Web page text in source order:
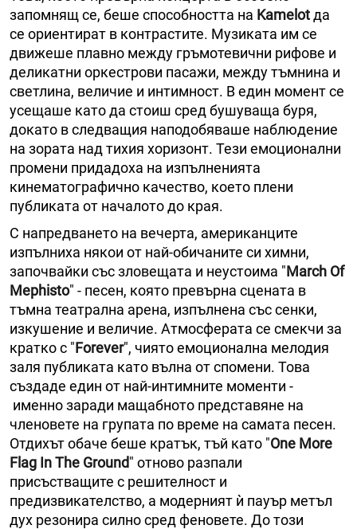
запомнящ се, беше способността на Kamelotда
се ориентират в контрастите. Музиката им се
движеше плавно между гръмотевични рифове и
деликатни оркестрови пасажи, между тъмнина и
светлина, величие и интимност. В един момент се
усещаше като да стоиш сред бушуваща буря,
докато в следващия наподобяваше наблюдение
на зората над тихия хоризонт. Тези емоционални
промени придадоха на изпълненията
кинематографично качество, което плени
публиката от началото до края.
С напредването на вечерта, американците
изпълниха някои от най-обичаните си химни,
започвайки със зловещата и неустоима "March Of
Mephisto" - песен, която превърна сцената в
тъмна театрална арена, изпълнена със сенки,
изкушение и величие. Атмосферата се смекчи за
кратко с "Forever", чиято емоционална мелодия
заля публиката като вълна от спомени. Това
създаде един от най-интимните моменти -
именно заради мащабното представяне на
членовете на групата по време на самата песен.
Отдихът обаче беше кратък, тъй като "One More
Flag In The Ground" отново разпали
присъстващите с решителност и
предизвикателство, а модерният ѝ пауър метъл
дух резонира силно сред феновете. До този